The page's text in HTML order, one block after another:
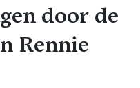
door de
Rennie